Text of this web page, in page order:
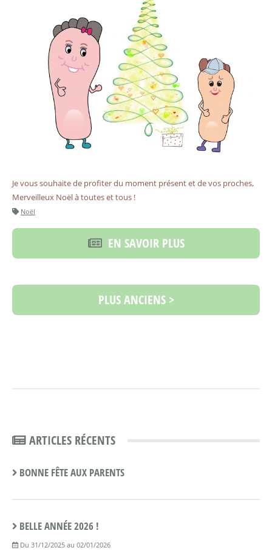
Je vous souhaite de profiter du moment présent et de vos proches,
Merveilleux Noël à toutes et tous !
Noël
EN SAVOIR PLUS
PLUS ANCIENS >
ARTICLES RÉCENTS
BONNE FÊTE AUX PARENTS
BELLE ANNÉE 2026 !
Du 31/12/2025 au 02/01/2026